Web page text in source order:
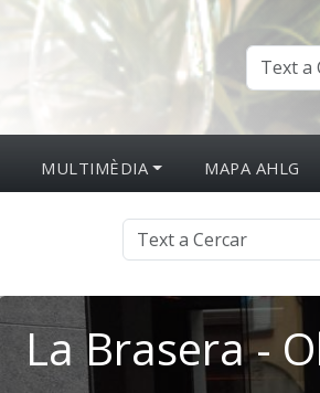
MULTIMÈDIA MAPA AHLG
La Brasera -